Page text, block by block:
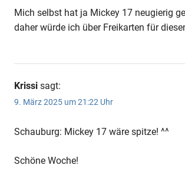
Mich selbst hat ja Mickey 17 neugierig
daher würde ich über Freikarten für
Krissi sagt:
9. März 2025 um 21:22 Uhr
Schauburg: Mickey 17 wäre spitze! ^^
Schöne Woche!